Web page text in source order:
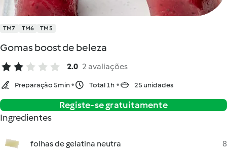
TM7 TM6 TM5
Gomas boost de beleza
2.0 2 avaliações
Preparação 5min Total 1h 25 unidades
Registe-se gratuitamente
Ingredientes
folhas de gelatina neutra 8